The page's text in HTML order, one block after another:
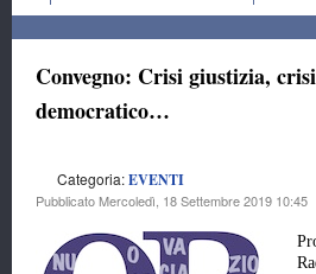
Convegno: Crisi giustizia,
democratico…
Categoria:EVENTI
Pubblicato Mercoledì, 18 Settembre 2019 10:45